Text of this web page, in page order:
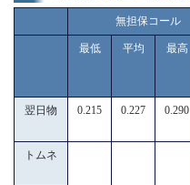
無担保コール
最低 平均 最高
翌日物 0.215 0.227 0.290
トムネ